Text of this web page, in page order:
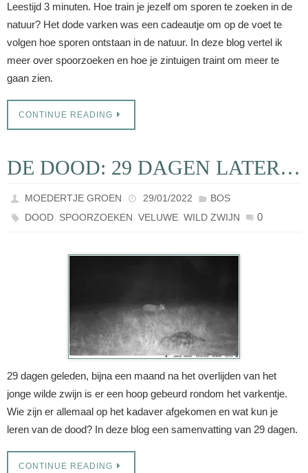
Leestijd 3 minuten. Hoe train je jezelf om sporen te zoeken in de
natuur? Het dode varken was een cadeautje om op de voet te
volgen hoe sporen ontstaan in de natuur. In deze blog vertel ik
meer over spoorzoeken en hoe je zintuigen traint om meer te
gaan zien.
CONTINUE READING
DE DOOD: 29 DAGEN LATER…
MOEDERTJE GROEN 29/01/2022
BOS
DOOD, SPOORZOEKEN,VELUWE,WILD ZWIJN 0
29 dagen geleden, bijna een maand na het overlijden van het
jonge wilde zwijn is er een hoop gebeurd rondom het varkentje.
Wie zijn er allemaal op het kadaver afgekomen en wat kun je
leren van de dood? In deze blog een samenvatting van 29 dagen.
CONTINUE READING